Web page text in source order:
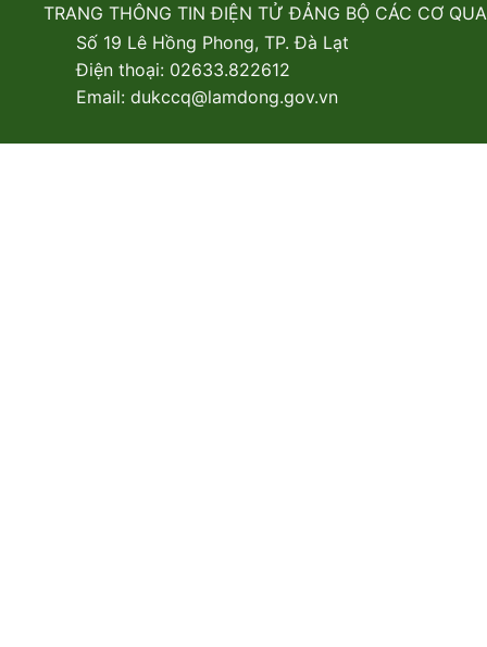
TRANG THÔNG TIN ĐIỆN TỬ ĐẢNG BỘ CÁC CƠ
Số 19 Lê Hồng Phong, TP. Đà Lạt
Điện thoại: 02633.822612
Email: dukccq@lamdong.gov.vn